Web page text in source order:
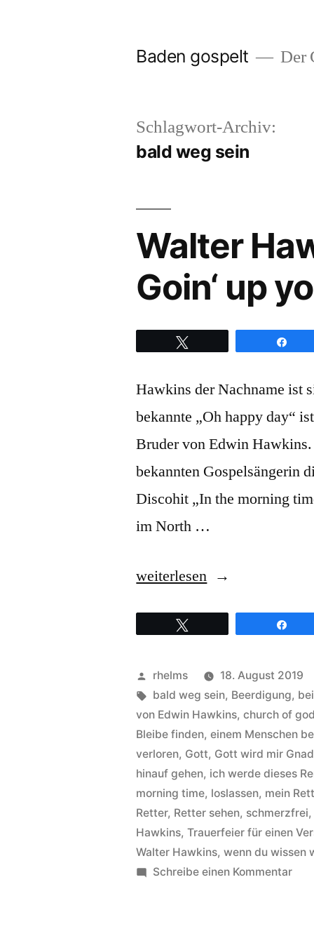
Baden gospelt Der
Schlagwort-Archiv:
bald weg sein
Walter
Goin‘ up
Hawkins der Nachname ist
bekannte „Oh happy day“
Bruder von Edwin
bekannten Gospelsängerin
Discohit „In the morning
im North …
„Walter
–
zum
Titel
Goin‘
up
yonder“
weiterlesen
Veröffentlicht
von
rhelms 18. August 2019
Schlagwörter:
bald weg sein, Beerdigung,
von Edwin Hawkins,church of
Bleibe finden,einem Menschen
verloren, Gott, Gott wird mir
hinauf gehen, ich werde dieses
morning time, loslassen, mein
Retter, Retter sehen, schmerzfrei,
Hawkins,Trauerfeier für einen
Walter Hawkins,wenn du wissen
Schreibe einen Kommentarzu